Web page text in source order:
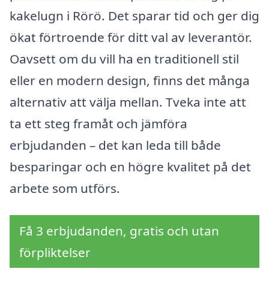
kakelugn i Rörö. Det sparar tid och ger dig
ökat förtroende för ditt val av leverantör.
Oavsett om du vill ha en traditionell stil
eller en modern design, finns det många
alternativ att välja mellan. Tveka inte att
ta ett steg framåt och jämföra
erbjudanden – det kan leda till både
besparingar och en högre kvalitet på det
arbete som utförs.
Få 3 erbjudanden, gratis och utan
förpliktelser